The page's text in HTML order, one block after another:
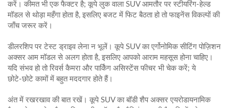
करें। कीमत भी एक फैक्टर है; कूपे लुक वाला SUV आमतौर पर स्टीयरिंग‑हेल्ड
मॉडल से थोड़ा महँगा होता है, इसलिए बजट में फिट बैठता हो तो फाइनेंस विकल्पों की
जाँच जरूर करें।
डीलरशिप पर टेस्ट ड्राइव लेना न भूलें। कूपे SUV का एर्गोनोमिक सीटिंग पोज़िशन
अक्सर आम मॉडल से अलग होता है, इसलिए आपको आराम महसूस होना चाहिए।
यदि संभव हो तो रिवर्स कैमरा और पार्किंग असिस्टेंस फीचर भी चेक करें; ये
छोटे‑छोटे कामों में बहुत मददगार होते हैं।
अंत में रखरखाव की बात रखें। कूपे SUV का बॉडी शैप अक्सर एयरोडायनामिक